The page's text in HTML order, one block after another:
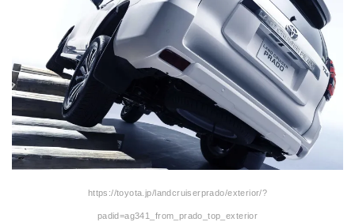
https://toyota.jp/landcruiserprado/exterior/?
padid=ag341_from_prado_top_exterior